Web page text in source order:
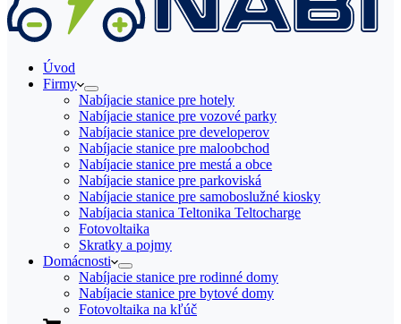
Úvod
Firmy
Nabíjacie stanice pre hotely
Nabíjacie stanice pre vozové parky
Nabíjacie stanice pre developerov
Nabíjacie stanice pre maloobchod
Nabíjacie stanice pre mestá a obce
Nabíjacie stanice pre parkoviská
Nabíjacie stanice pre samoboslužné kiosky
Nabíjacia stanica Teltonika Teltocharge
Fotovoltaika
Skratky a pojmy
Domácnosti
Nabíjacie stanice pre rodinné domy
Nabíjacie stanice pre bytové domy
Fotovoltaika na kľúč